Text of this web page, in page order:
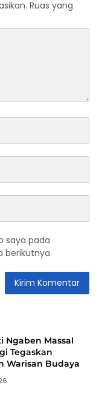
Ruas yang
saya pada
berikutnya.
Ngaben Massal
Tegaskan
Warisan Budaya